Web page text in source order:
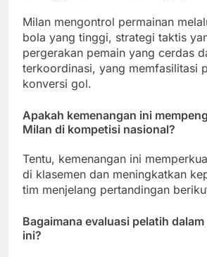
Milan mengontrol permainan
bola yang tinggi, strategi taktis
pergerakan pemain yang cerdas
terkoordinasi, yang memfasilitasi
konversi gol.
Apakah kemenangan ini
Milan di kompetisi nasional?
Tentu, kemenangan ini
di klasemen dan meningkatkan
tim menjelang pertandingan
Bagaimana evaluasi pelatih
ini?